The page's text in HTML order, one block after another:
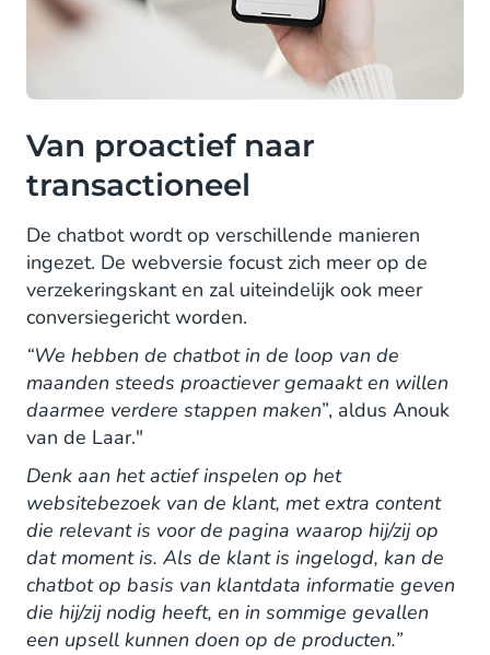
Van proactief naar
transactioneel
De chatbot wordt op verschillende manieren
ingezet. De webversie focust zich meer op de
verzekeringskant en zal uiteindelijk ook meer
conversiegericht worden.
“We hebben de chatbot in de loop van de
maanden steeds proactiever gemaakt en willen
daarmee verdere stappen maken”, aldus Anouk
van de Laar."
Denk aan het actief inspelen op het
websitebezoek van de klant, met extra content
die relevant is voor de pagina waarop hij/zij op
dat moment is. Als de klant is ingelogd, kan de
chatbot op basis van klantdata informatie geven
die hij/zij nodig heeft, en in sommige gevallen
een upsell kunnen doen op de producten.”